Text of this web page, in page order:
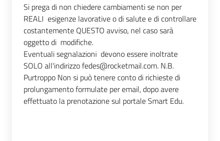
Si prega di non chiedere cambiamenti se non per
REALI esigenze lavorative o di salute e di controllare
costantemente QUESTO avviso, nel caso sarà
oggetto di modifiche.
Eventuali segnalazioni devono essere inoltrate
SOLO all'indirizzo fedes@rocketmail.com. N.B.
Purtroppo Non si può tenere conto di richieste di
prolungamento formulate per email, dopo avere
effettuato la prenotazione sul portale Smart Edu.